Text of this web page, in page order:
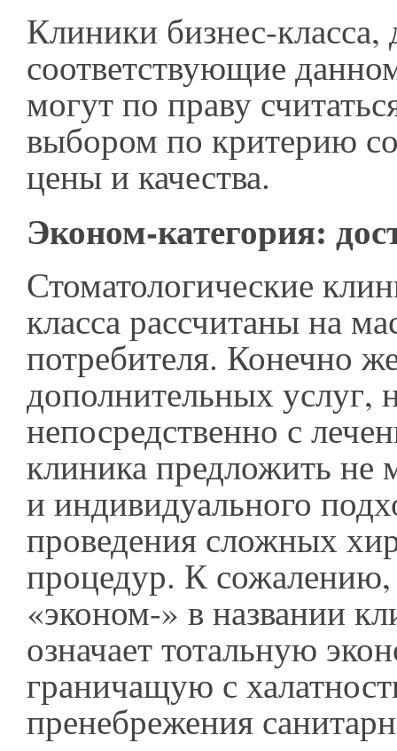
Клиники бизнес-класса,
соответствующие
могут по праву
выбором по критерию
цены и качества.
Эконом-категория:
Стоматологические
класса рассчитаны на
потребителя. Конечно
дополнительных услуг,
непосредственно с
клиника предложить не
и индивидуального
проведения сложных
процедур. К сожалению,
«эконом-» в названии
означает тотальную
граничащую с
пренебрежения